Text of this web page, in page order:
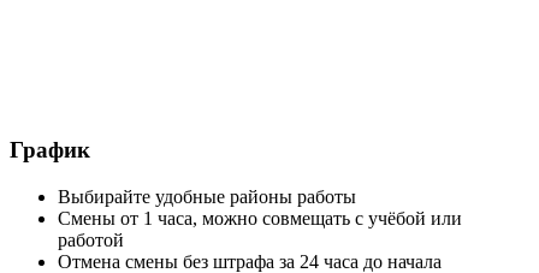
График
Выбирайте удобные районы работы
Смены от 1 часа, можно совмещать с учёбой или
работой
Отмена смены без штрафа за 24 часа до начала